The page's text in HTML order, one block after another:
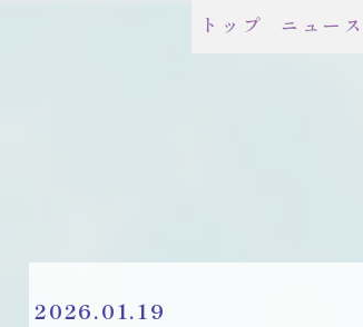
トップ ニュース
2026.01.19